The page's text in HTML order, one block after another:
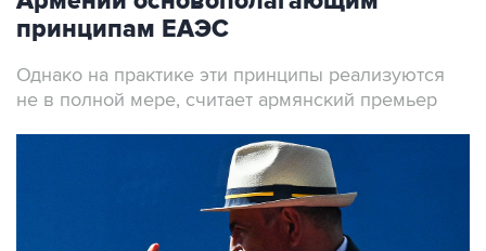
Однако на практике эти принципы реализуются